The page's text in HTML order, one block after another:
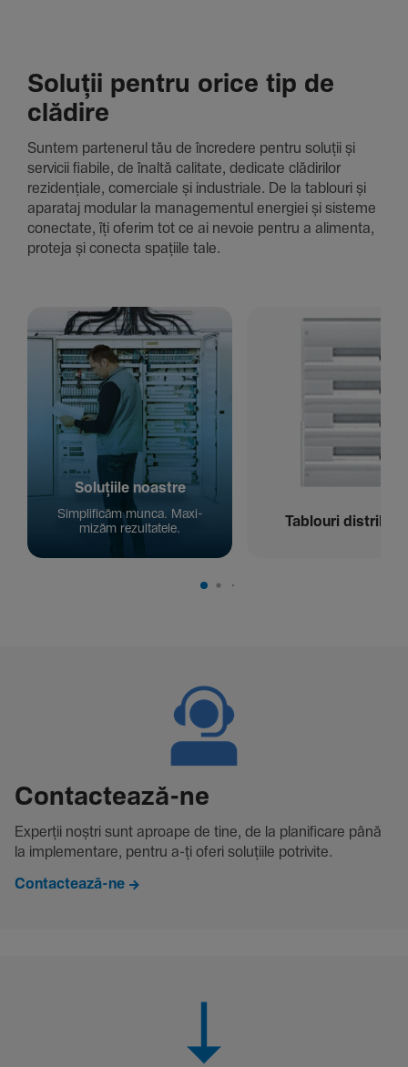
Soluții pentru orice tip de
clădire
Suntem parte­nerul tău de încre­dere pentru soluții și
servicii fiabile, de înaltă cali­tate, dedi­cate clădi­rilor
rezi­den­țiale, comer­ciale și indus­triale. De la tablouri și
aparataj modular la managementul energiei și sisteme
conec­tate, îți oferim tot ce ai nevoie pentru a alimenta,
proteja și conecta spațiile tale.
Solu­țiile noastre
Simpli­ficăm munca. Maxi­
mizăm rezul­ta­tele.
Tablouri
Contac­tează-ne
Experții noștri sunt aproape de tine, de la plani­fi­care până
la imple­men­tare, pentru a-ți oferi solu­țiile potri­vite.
Contactează-ne